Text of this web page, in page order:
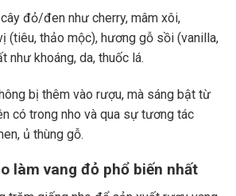
đỏ/đen như cherry, mâm xôi,
(tiêu, thảo mộc), hương gỗ sồi (vanilla,
như khoáng, da, thuốc lá.
bị thêm vào rượu, mà sáng bật từ
có trong nho và qua sự tương tác
ủ thùng gỗ.
làm vang đỏ phổ biến nhất